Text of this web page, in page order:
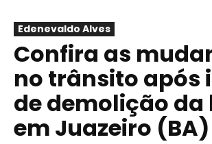
Edenevaldo Alves
Confira as
no trânsito após
de demolição da
em Juazeiro (BA)